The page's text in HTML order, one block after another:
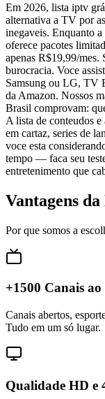
Em 2026, lista iptv
alternativa a TV por
inegaveis. Enquanto
oferece pacotes
apenas R$19,99/mes.
burocracia. Voce
Samsung ou LG, TV
da Amazon. Nossos
Brasil comprovam:
A lista de conteudos
em cartaz, series de
voce esta
tempo — faca seu
entretenimento que
Vantagens
Por que somos a
+1500 Canais
Canais abertos,
Tudo em um só lugar.
Qualidade HD e